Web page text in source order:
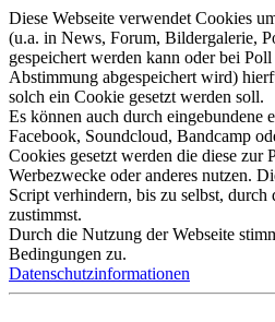
Diese Webseite verwendet Cookies
(u.a. in News, Forum, Bildergalerie,
gespeichert werden kann oder bei
Abstimmung abgespeichert wird)
solch ein Cookie gesetzt werden soll.
Es können auch durch eingebundene
Facebook, Soundcloud, Bandcamp
Cookies gesetzt werden die diese zur
Werbezwecke oder anderes nutzen.
Script verhindern, bis zu selbst, durch
zustimmst.
Durch die Nutzung der Webseite
Bedingungen zu.
Datenschutzinformationen